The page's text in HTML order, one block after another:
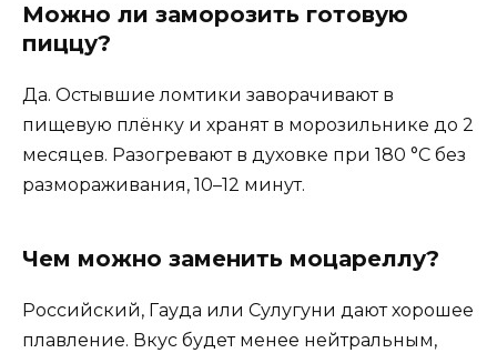
Можно ли заморозить готовую
пиццу?
Да. Остывшие ломтики заворачивают в
пищевую плёнку и хранят в морозильнике до 2
месяцев. Разогревают в духовке при 180 °C без
размораживания, 10–12 минут.
Чем можно заменить моцареллу?
Российский, Гауда или Сулугуни дают хорошее
плавление. Вкус будет менее нейтральным,